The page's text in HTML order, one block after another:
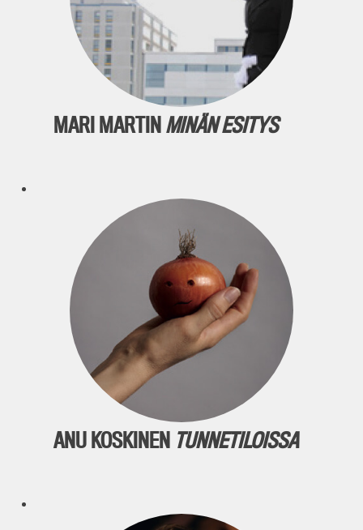
MARI MARTINMINÄN ESITYS
ANU KOSKINEN TUNNETILOISSA